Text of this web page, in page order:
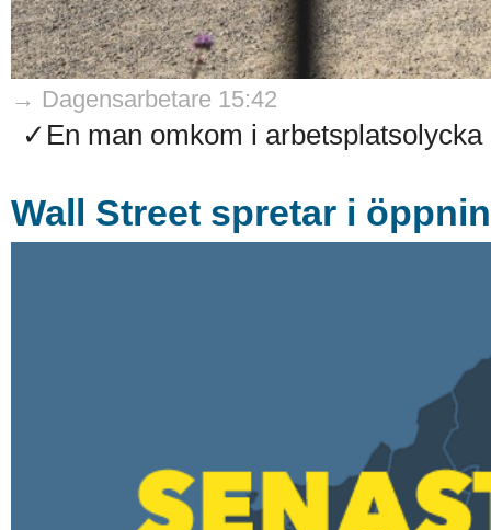
→ Dagensarbetare 15:42
✓En man omkom i
Wall Street spretar i